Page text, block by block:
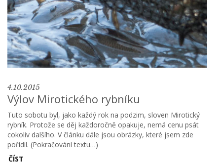
4.10.2015
Výlov Mirotického rybníku
Tuto sobotu byl, jako každý rok na podzim, sloven Mirotický
rybník. Protože se děj každoročně opakuje, nemá cenu psát
cokoliv dalšího. V článku dále jsou obrázky, které jsem zde
pořídil. (Pokračování textu…)
ČÍST